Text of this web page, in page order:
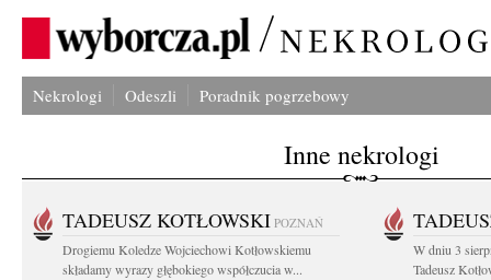
Nekrologi Odeszli Poradnik pogrzebowy
Inne nekrologi
TADEUSZ KOTŁOWSKI POZNAŃ
Drogiemu Koledze Wojciechowi Kotłowskiemu
składamy wyrazy głębokiego współczucia w...
W dniu 3
Tadeusz